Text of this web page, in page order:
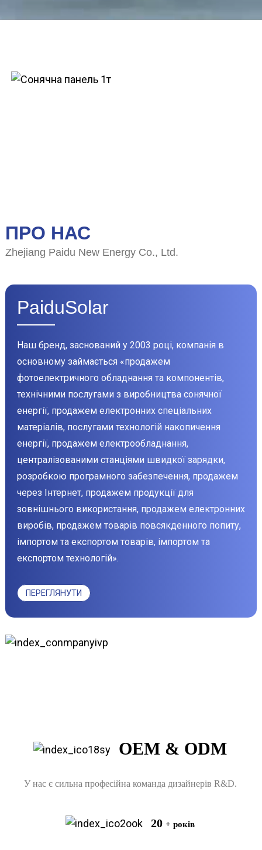
ПРО НАС
Zhejiang Paidu New Energy Co., Ltd.
PaiduSolar
Наш бренд, заснований у 2003 році, компанія в
основному займається «продажем
фотоелектричного обладнання та компонентів,
технічними послугами з виробництва сонячної
енергії, продажем електронних спеціальних
матеріалів, послугами технологій накопичення
енергії, продажем електрообладнання,
централізованими станціями швидкої зарядки,
розробкою програмного забезпечення, продажем
через Інтернет, продажем продукції для
зовнішнього використання, продажем електронних
виробів, продажем товарів повсякденного попиту,
імпортом та експортом товарів, імпортом та
експортом технологій».
ПЕРЕГЛЯНУТИ
OEM & ODM
У нас є сильна професійна команда дизайнерів R&D.
20 + років